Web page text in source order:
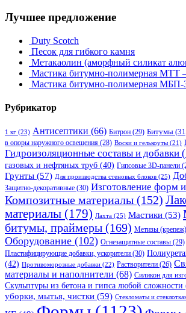
Лучшее предложение
Duty Scotch
Песок для гибкого камня
Метакаолин (аморфный силикат
Мастика битумно-полимерная МТТ
Мастика битумно-полимерная
Рубрикатор
1 кг (23) Антисептики (66) Битрон (29) Битумы
в опоры наружного освещения (28) Воски и гелькоуты (21)
Гидроизоляционные составы и добавки
газовых и нефтяных труб (40) Гипсовые 3D-панели
Грунты (57) Для производства стеновых блоков (25)
Защитно-декоративные (30) Изготовление форм
Композитные материалы (152)
материалы (179) Лахта (25) Мастики (53)
битумы, праймеры (169) Метизы (крепеж)
Оборудование (102) Огнезащитные составы (29)
Пластифицирующие добавки, ускорители (30)
(42) Противоморозные добавки (22) Растворители (26)
материалы и наполнители (68) Силикон для
Скульптуры из бетона и гипса любой сложности
уборки, мытья, чистки (59) Стекломаты и